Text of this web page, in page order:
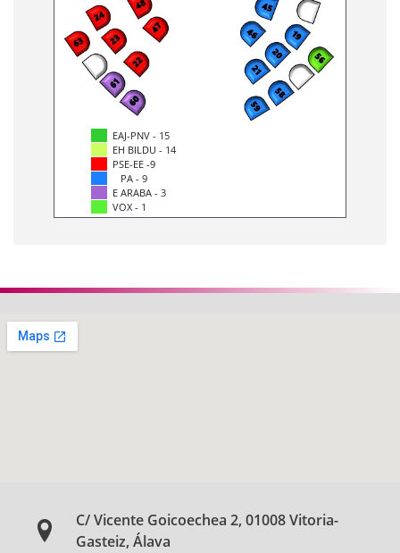
EAJ-PNV - 15
EH BILDU - 14
PSE-EE -9
PA - 9
E ARABA - 3
VOX - 1
C/ Vicente Goicoechea 2, 01008 Vitoria-
Gasteiz, Álava